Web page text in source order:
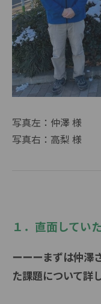
写真左：仲澤 様
写真右：高梨 様
１．直面してい
ーーーまずは仲澤
た課題について詳